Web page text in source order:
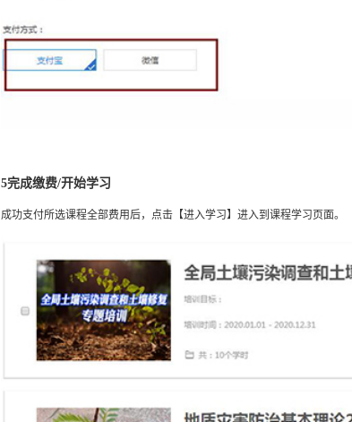
5完成缴费/开始学习
成功支付所选课程全部费用后，点击【进入学习】进入到课程学习页面。